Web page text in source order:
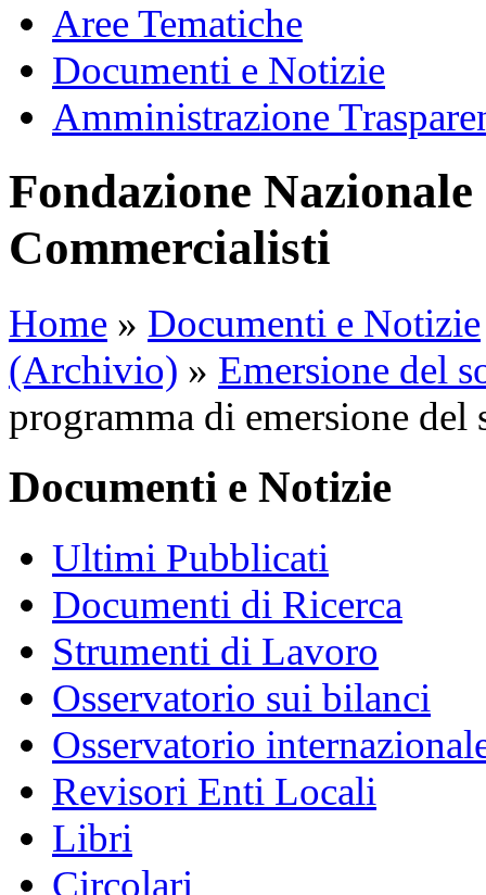
Aree Tematiche
Documenti e Notizie
Amministrazione
Fondazione
Commercialisti
Home » Documenti e Notizie
(Archivio) » Emersione del
programma di emersione del
Documenti e Notizie
Ultimi Pubblicati
Documenti di Ricerca
Strumenti di Lavoro
Osservatorio sui bilanci
Osservatorio
Revisori Enti Locali
Libri
Circolari